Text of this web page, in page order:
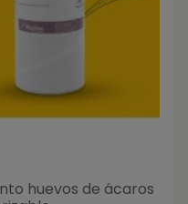
huevos de ácaros